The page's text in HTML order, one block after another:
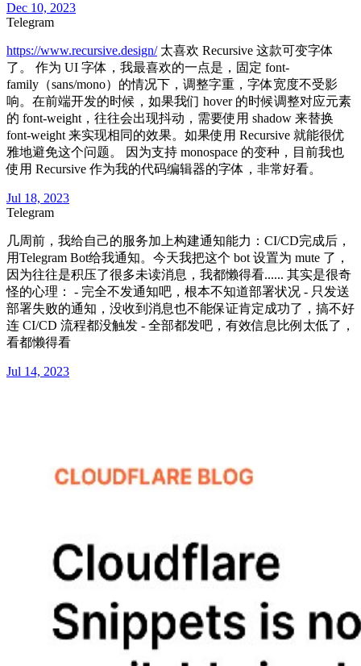
Dec 10, 2023
Telegram
https://www.recursive.design/太喜欢 Recursive 这款可变字体
了。 作为 UI 字体，我最喜欢的一点是，固定 font-
family（sans/mono）的情况下，调整字重，字体宽度不受影
响。在前端开发的时候，如果我们 hover 的时候调整对应元素
的 font-weight，往往会出现抖动，需要使用 shadow 来替换
font-weight 来实现相同的效果。如果使用 Recursive 就能很优
雅地避免这个问题。 因为支持 monospace 的变种，目前我也
使用 Recursive 作为我的代码编辑器的字体，非常好看。
Jul 18, 2023
Telegram
几周前，我给自己的服务加上构建通知能力：CI/CD完成后，
用Telegram Bot给我通知。今天我把这个 bot 设置为 mute 了，
因为往往是积压了很多未读消息，我都懒得看...... 其实是很奇
怪的心理： - 完全不发通知吧，根本不知道部署状况 - 只发送
部署失败的通知，没收到消息也不能保证肯定成功了，搞不好
连 CI/CD 流程都没触发 - 全部都发吧，有效信息比例太低了，
看都懒得看
Jul 14, 2023